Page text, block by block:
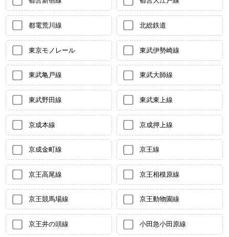
都電荒川線 北総鉄道
東京モノレール 東武伊勢崎線
東武亀戸線 東武大師線
東武野田線 東武東上線
京成本線 京成押上線
京成金町線 京王線
京王高尾線 京王相模原線
京王競馬場線 京王動物園線
京王井の頭線 小田急小田原線